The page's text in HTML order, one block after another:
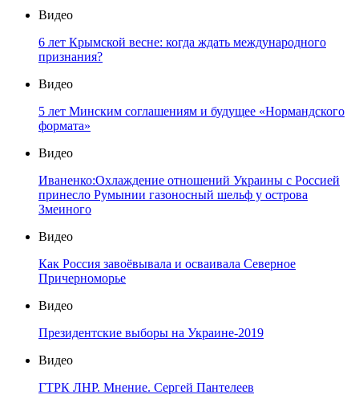
Видео
6 лет Крымской весне: когда ждать международного
признания?
Видео
5 лет Минским соглашениям и будущее «Нормандского
формата»
Видео
Иваненко:Охлаждение отношений Украины с Россией
принесло Румынии газоносный шельф у острова
Змеиного
Видео
Как Россия завоёвывала и осваивала Северное
Причерноморье
Видео
Президентские выборы на Украине-2019
Видео
ГТРК ЛНР. Мнение. Сергей Пантелеев